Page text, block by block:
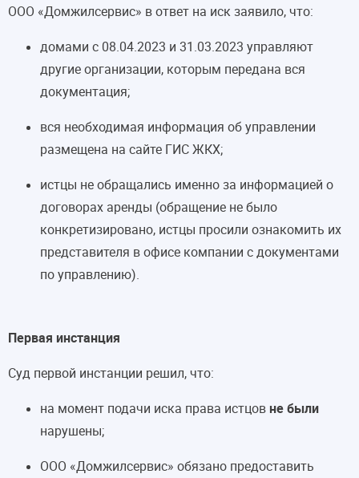
ООО «Домжилсервис» в ответ на иск заявило, что:
домами с 08.04.2023 и 31.03.2023 управляют
другие организации, которым передана вся
документация;
вся необходимая информация об управлении
размещена на сайте ГИС ЖКХ;
истцы не обращались именно за информацией о
договорах аренды (обращение не было
конкретизировано, истцы просили ознакомить их
представителя в офисе компании с документами
по управлению).
Первая инстанция
Суд первой инстанции решил, что:
на момент подачи иска права истцовне были
нарушены;
ООО «Домжилсервис» обязано предоставить